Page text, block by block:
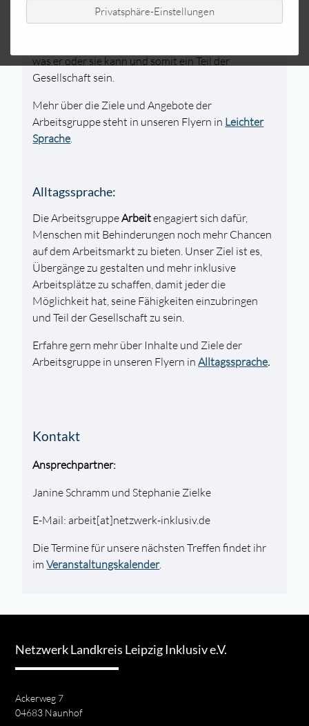
Privatsphäre-Einstellungen
Arbeitsmarkt zu bekommen.
Wir wollen mehr inklusive Arbeitsplätze schaffen
was er oder sie kann und somit ein Teil der
Gesellschaft sein.
Mehr über die Ziele und Angebote der
Arbeitsgruppe steht in unseren Flyern in Leichter
Sprache.
Alltagssprache:
Die ArbeitsgruppeArbeitengagiert sich dafür,
Menschen mit Behinderungen noch mehr Chancen
auf dem Arbeitsmarkt zu bieten. Unser Ziel ist es,
Übergänge zu gestalten und mehr inklusive
Arbeitsplätze zu schaffen, damit jeder die
Möglichkeit hat, seine Fähigkeiten einzubringen
und Teil der Gesellschaft zu sein.
Erfahre gern mehr über Inhalte und Ziele der
Arbeitsgruppe in unseren Flyern inAlltagssprache.
Kontakt
Ansprechpartner:
Janine Schramm und Stephanie Zielke
E-Mail: arbeit[at]netzwerk-inklusiv.de
Die Termine für unsere nächsten Treffen findet ihr
imVeranstaltungskalender.
Netzwerk Landkreis Leipzig Inklusiv e.V.
Ackerweg 7
04683 Naunhof